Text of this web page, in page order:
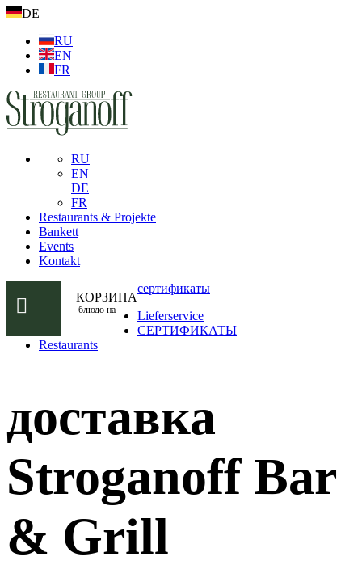
DE
RU
EN
FR
RU
EN
DE
FR
Restaurants & Projekte
Bankett
Events
Kontakt
КОРЗИНА
блюдо на
сертификаты
Lieferservice
СЕРТИФИКАТЫ
Restaurants
доставка
Stroganoff Bar
& Grill